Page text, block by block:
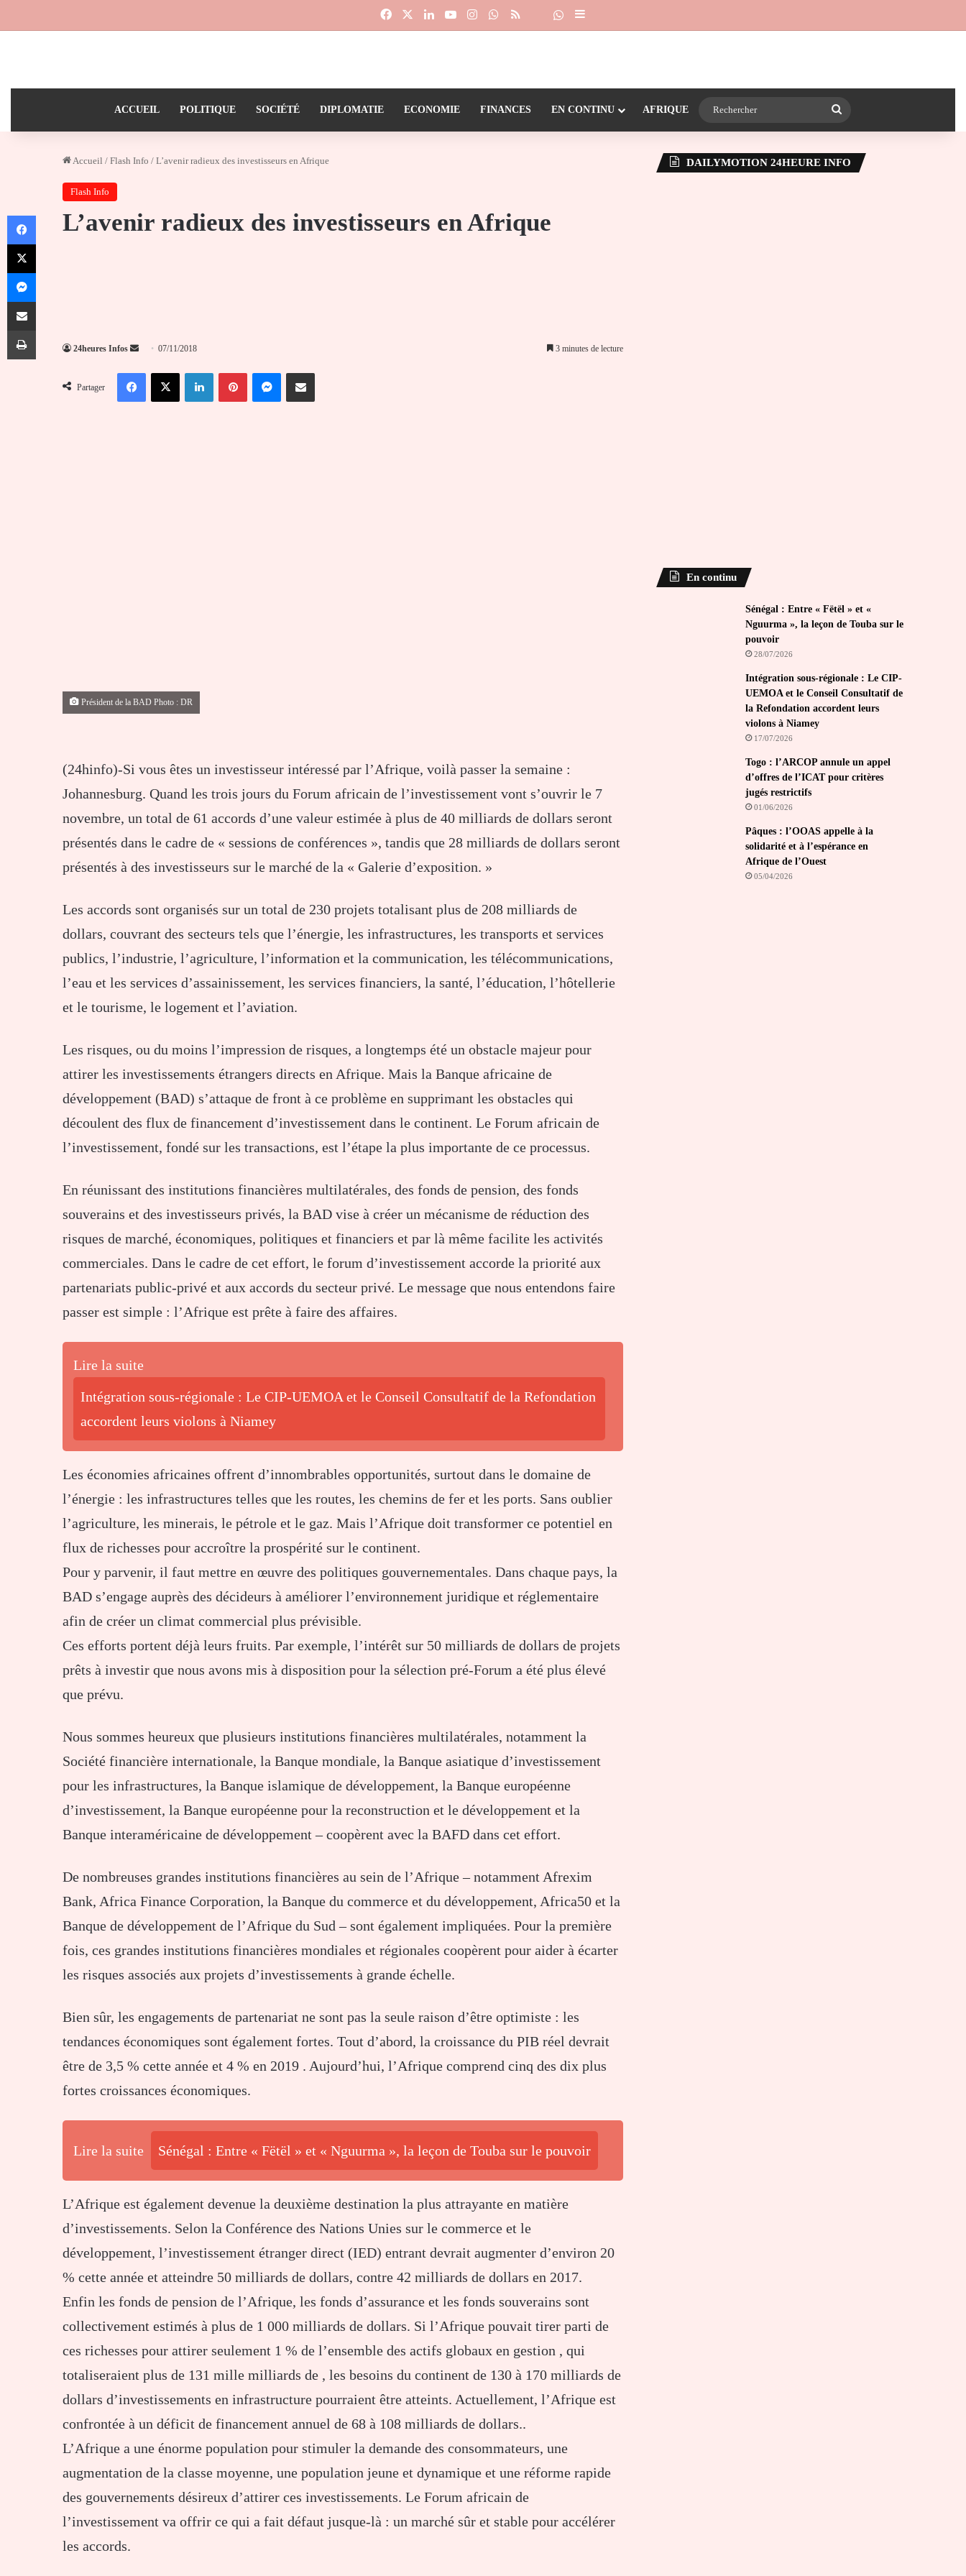
FacebookLinkedinYouTubeInstagramWhatsApp
RSS Dailymotion
Suivre la chaîne 24heureinfo sur WhatsApp
Sidebar (barre latérale)
ACCUEIL POLITIQUE SOCIÉTÉ DIPLOMATIE ECONOMIE FINANCES EN CONTINU AFRIQUE
Accueil / Flash Info / L’avenir radieux des investisseurs en Afrique
Flash Info
L’avenir radieux des investisseurs en Afrique
24heures Infos
Envoyer
courriel
07/11/2018 3 minutes de lecture
Partager
FacebookX LinkedinPinterestMessengerPartager par email
Président de la BAD Photo : DR
(24hinfo)-Si vous êtes un investisseur intéressé par l’Afrique, voilà passer la semaine :
Johannesburg. Quand les trois jours du Forum africain de l’investissement vont s’ouvrir le 7
novembre, un total de 61 accords d’une valeur estimée à plus de 40 milliards de dollars seront
présentés dans le cadre de « sessions de conférences », tandis que 28 milliards de dollars seront
présentés à des investisseurs sur le marché de la « Galerie d’exposition. »
Les accords sont organisés sur un total de 230 projets totalisant plus de 208 milliards de
dollars, couvrant des secteurs tels que l’énergie, les infrastructures, les transports et services
publics, l’industrie, l’agriculture, l’information et la communication, les télécommunications,
l’eau et les services d’assainissement, les services financiers, la santé, l’éducation, l’hôtellerie
et le tourisme, le logement et l’aviation.
Les risques, ou du moins l’impression de risques, a longtemps été un obstacle majeur pour
attirer les investissements étrangers directs en Afrique. Mais la Banque africaine de
développement (BAD) s’attaque de front à ce problème en supprimant les obstacles qui
découlent des flux de financement d’investissement dans le continent. Le Forum africain de
l’investissement, fondé sur les transactions, est l’étape la plus importante de ce processus.
En réunissant des institutions financières multilatérales, des fonds de pension, des fonds
souverains et des investisseurs privés, la BAD vise à créer un mécanisme de réduction des
risques de marché, économiques, politiques et financiers et par là même facilite les activités
commerciales. Dans le cadre de cet effort, le forum d’investissement accorde la priorité aux
partenariats public-privé et aux accords du secteur privé. Le message que nous entendons faire
passer est simple : l’Afrique est prête à faire des affaires.
Lire la suite
Intégration sous-régionale : Le CIP-UEMOA et le Conseil Consultatif de la Refondation
accordent leurs violons à Niamey
Les économies africaines offrent d’innombrables opportunités, surtout dans le domaine de
l’énergie : les infrastructures telles que les routes, les chemins de fer et les ports. Sans oublier
l’agriculture, les minerais, le pétrole et le gaz. Mais l’Afrique doit transformer ce potentiel en
flux de richesses pour accroître la prospérité sur le continent.
Pour y parvenir, il faut mettre en œuvre des politiques gouvernementales. Dans chaque pays, la
BAD s’engage auprès des décideurs à améliorer l’environnement juridique et réglementaire
afin de créer un climat commercial plus prévisible.
Ces efforts portent déjà leurs fruits. Par exemple, l’intérêt sur 50 milliards de dollars de projets
prêts à investir que nous avons mis à disposition pour la sélection pré-Forum a été plus élevé
que prévu.
Nous sommes heureux que plusieurs institutions financières multilatérales, notamment la
Société financière internationale, la Banque mondiale, la Banque asiatique d’investissement
pour les infrastructures, la Banque islamique de développement, la Banque européenne
d’investissement, la Banque européenne pour la reconstruction et le développement et la
Banque interaméricaine de développement – coopèrent avec la BAFD dans cet effort.
De nombreuses grandes institutions financières au sein de l’Afrique – notamment Afrexim
Bank, Africa Finance Corporation, la Banque du commerce et du développement, Africa50 et la
Banque de développement de l’Afrique du Sud – sont également impliquées. Pour la première
fois, ces grandes institutions financières mondiales et régionales coopèrent pour aider à écarter
les risques associés aux projets d’investissements à grande échelle.
Bien sûr, les engagements de partenariat ne sont pas la seule raison d’être optimiste : les
tendances économiques sont également fortes. Tout d’abord, la croissance du PIB réel devrait
être de 3,5 % cette année et 4 % en 2019 . Aujourd’hui, l’Afrique comprend cinq des dix plus
fortes croissances économiques.
Lire la suite Sénégal : Entre « Fëtël » et « Nguurma », la leçon de Touba sur le pouvoir
L’Afrique est également devenue la deuxième destination la plus attrayante en matière
d’investissements. Selon la Conférence des Nations Unies sur le commerce et le
développement, l’investissement étranger direct (IED) entrant devrait augmenter d’environ 20
% cette année et atteindre 50 milliards de dollars, contre 42 milliards de dollars en 2017.
Enfin les fonds de pension de l’Afrique, les fonds d’assurance et les fonds souverains sont
collectivement estimés à plus de 1 000 milliards de dollars. Si l’Afrique pouvait tirer parti de
ces richesses pour attirer seulement 1 % de l’ensemble des actifs globaux en gestion , qui
totaliseraient plus de 131 mille milliards de , les besoins du continent de 130 à 170 milliards de
dollars d’investissements en infrastructure pourraient être atteints. Actuellement, l’Afrique est
confrontée à un déficit de financement annuel de 68 à 108 milliards de dollars..
L’Afrique a une énorme population pour stimuler la demande des consommateurs, une
augmentation de la classe moyenne, une population jeune et dynamique et une réforme rapide
des gouvernements désireux d’attirer ces investissements. Le Forum africain de
l’investissement va offrir ce qui a fait défaut jusque-là : un marché sûr et stable pour accélérer
les accords.
DAILYMOTION 24HEURE INFO
En continu
Sénégal : Entre « Fëtël » et «
Nguurma », la leçon de Touba sur le
pouvoir
28/07/2026
Intégration sous-régionale : Le CIP-
UEMOA et le Conseil Consultatif de
la Refondation accordent leurs
violons à Niamey
17/07/2026
Togo : l’ARCOP annule un appel
d’offres de l’ICAT pour critères
jugés restrictifs
01/06/2026
Pâques : l’OOAS appelle à la
solidarité et à l’espérance en
Afrique de l’Ouest
05/04/2026
Facebook
X
Messenger
Partager par email